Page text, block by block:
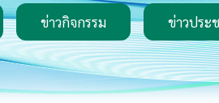
ข่าวกิจกรรม ข่าวประ